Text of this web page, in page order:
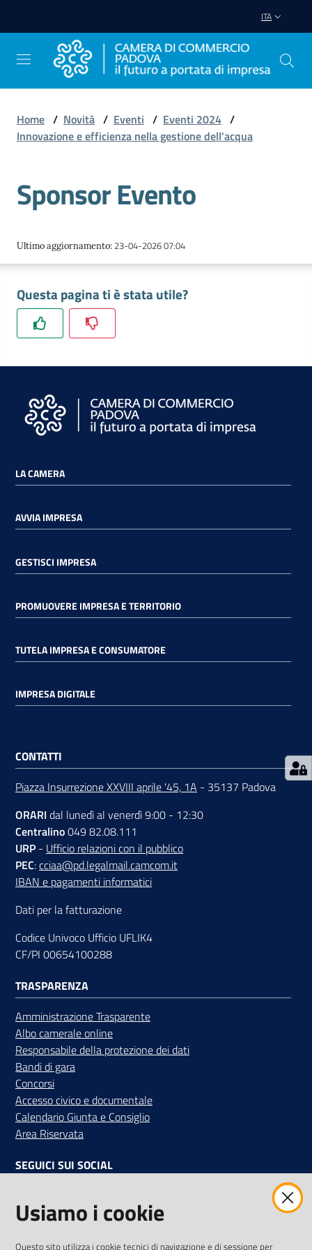
ITA
Avviare
Gestire
Promuovere
Impresa
territorio
Tutelare
Impresa
Digitale
La
on line
online
Contatti
Newsle
tter
Sala
Seguici
Home / Novità / Eventi / Eventi 2024 /
Innovazione e efficienza nella gestione dell'acqua
Sponsor Evento
Ultimo aggiornamento: 23-04-2026 07:04
Questa pagina ti è stata utile?
LA CAMERA
AVVIA IMPRESA
GESTISCI IMPRESA
PROMUOVERE IMPRESA E TERRITORIO
TUTELA IMPRESA E CONSUMATORE
IMPRESA DIGITALE
CONTATTI
Piazza Insurrezione XXVIII aprile '45, 1A - 35137 Padova
ORARI dal lunedì al venerdì 9:00 - 12:30
Centralino049 82.08.111
URP - Ufficio relazioni con il pubblico
PEC:cciaa@pd.legalmail.camcom.it
IBAN e pagamenti informatici
Dati per la fatturazione
Codice Univoco Ufficio UFLIK4
CF/PI 00654100288
TRASPARENZA
Amministrazione Trasparente
Albo camerale online
Responsabile della protezione dei dati
Bandi di gara
Concorsi
Accesso civico e documentale
Calendario Giunta e Consiglio
Area Riservata
SEGUICI SUI SOCIAL
Usiamo i cookie
Questo sito utilizza i cookie tecnici di navigazione e di sessione per